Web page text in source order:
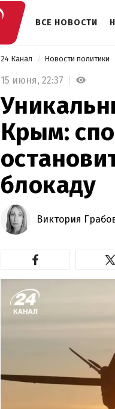
ВСЕ НОВОСТИ
24 Канал Новости политики
15 июня, 22:37
Крым:
блокаду
Виктория